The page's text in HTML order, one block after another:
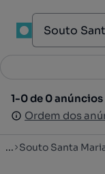
1-0 de 0 anúncios
Ordem dos
1-0 de 0 anúncios
Ordem dos
... Souto Santa